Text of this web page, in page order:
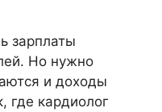
зарплаты
Но нужно
и доходы
где кардиолог